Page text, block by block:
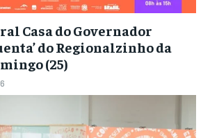
Casa do Governador
do Regionalzinho da
(25)